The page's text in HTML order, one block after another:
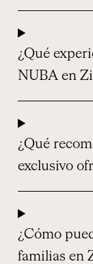
¿Qué
NUBA en
¿Qué
exclusivo
¿Cómo
familias en